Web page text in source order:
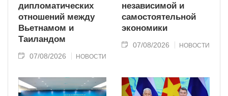
дипломатических
отношений между
Вьетнамом и
Таиландом
07/08/2026 НОВОСТИ
независимой и
самостоятельной
экономики
07/08/2026 НОВОСТИ